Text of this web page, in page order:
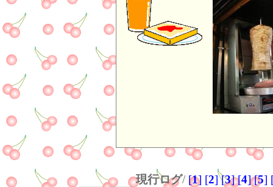
現行ログ/ [1] [2] [3] [4] [5]